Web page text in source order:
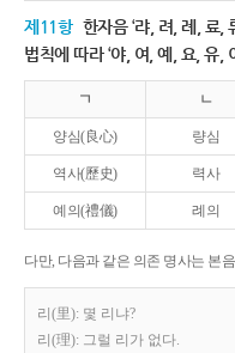
제11항 한자음 ‘랴, 려, 례, 료,
법칙에 따라 ‘야, 여, 예, 요, 유,
ㄱ ㄴ
양심(良心) 량심
역사(歷史) 력사
예의(禮儀) 례의
다만, 다음과 같은 의존 명사는 본
리(里): 몇 리냐?
리(理): 그럴 리가 없다.